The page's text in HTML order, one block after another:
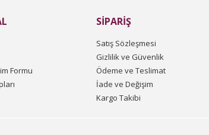
Formu
SİPARİŞ
Satış Sözleşmesi
Gizlilik ve Güvenlik
Ödeme ve Teslimat
İade ve Değişim
Kargo Takibi